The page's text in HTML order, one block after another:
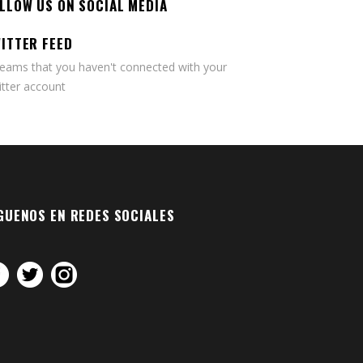
US ON SOCIAL MEDIA
FEED
that you haven't connected with your
account
EN REDES SOCIALES